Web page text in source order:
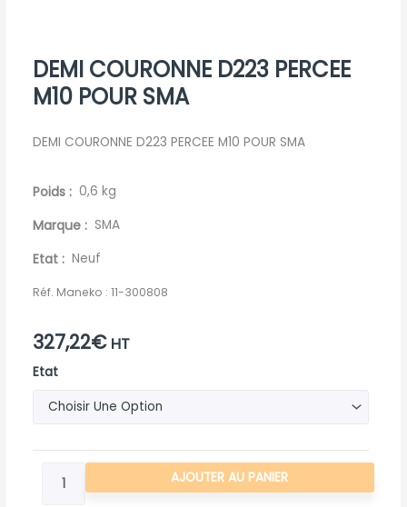
DEMI COURONNE D223 PERCEE
M10 POUR SMA
DEMI COURONNE D223 PERCEE M10 POUR SMA
Poids 0,6 kg
Marque SMA
Etat Neuf
Réf. Maneko :11-300808
327,22€ HT
Etat
quantité
DEMI
PERCEE
AJOUTER AU PANIER